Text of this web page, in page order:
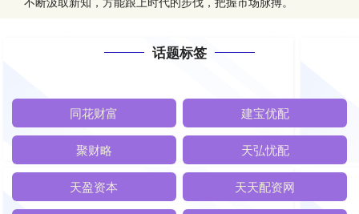
话题标签
同花财富 建宝优配
聚财略 天弘忧配
天盈资本 天天配资网